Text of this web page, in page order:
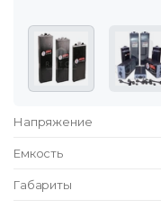
Напряжение
Емкость
Габариты